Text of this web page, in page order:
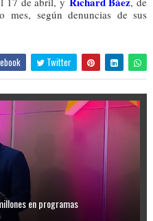
según denuncias de sus
Twitter
en programas